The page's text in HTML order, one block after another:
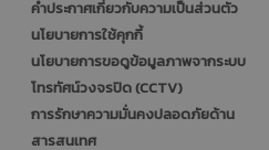
คำประกาศเกี่ยวกับความเป็นส่วนตัว
นโยบายการใช้คุกกี้
นโยบายการขอดูข้อมูลภาพจากระบบ
โทรทัศน์วงจรปิด (CCTV)
การรักษาความมั่นคงปลอดภัยด้าน
สารสนเทศ